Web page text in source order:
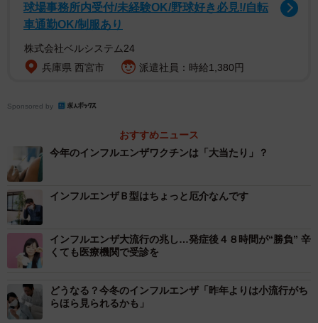
球場事務所内受付/未経験OK/野球好き必見!/自転
車通勤OK/制服あり
株式会社ベルシステム24
兵庫県 西宮市
派遣社員：時給1,380円
Sponsored by
おすすめニュース
今年のインフルエンザワクチンは「大当たり」？
インフルエンザＢ型はちょっと厄介なんです
インフルエンザ大流行の兆し…発症後４８時間が“勝負” 辛
くても医療機関で受診を
どうなる？今冬のインフルエンザ「昨年よりは小流行がち
らほら見られるかも」